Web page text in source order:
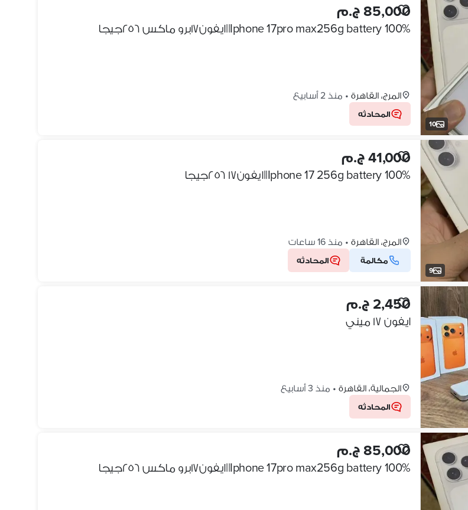
10
85,000 ج.م
المرج، القاهرة • منذ 2 أسابيع
المحادثه
9
41,000 ج.م
المرج، القاهرة • منذ 16 ساعات
مكالمة المحادثه
2,450 ج.م
ايفون ١٧ ميني
الجمالية، القاهرة • منذ 3 أسابيع
المحادثه
85,000 ج.م